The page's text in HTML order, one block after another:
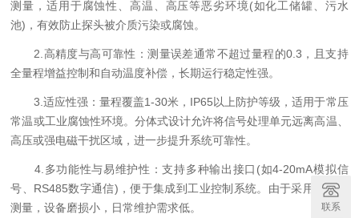
测量，适用于腐蚀性、高温、高压等恶劣环境(如化工储罐、污水
池)，有效防止探头被介质污染或腐蚀。
2.高精度与高可靠性：测量误差通常不超过量程的0.3，且支持
全量程增益控制和自动温度补偿，长期运行稳定性强。
3.适应性强：量程覆盖1-30米，IP65以上防护等级，适用于常压
常温或工业腐蚀性环境。分体式设计允许将信号处理单元远离高温、
高压或强电磁干扰区域，进一步提升系统可靠性。
4.多功能性与易维护性：支持多种输出接口(如4-20mA模拟信
号、RS485数字通信)，便于集成到工业控制系统。由于采用非接触
测量，设备磨损小，日常维护需求低。
联系